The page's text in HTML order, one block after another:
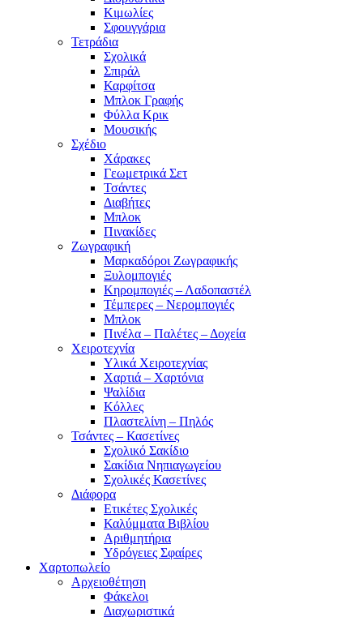
Κιμωλίες
Σφουγγάρια
Τετράδια
Σχολικά
Σπιράλ
Καρφίτσα
Μπλοκ Γραφής
Φύλλα Κρικ
Μουσικής
Σχέδιο
Χάρακες
Γεωμετρικά Σετ
Τσάντες
Διαβήτες
Μπλοκ
Πινακίδες
Ζωγραφική
Μαρκαδόροι Ζωγραφικής
Ξυλομπογιές
Κηρομπογιές – Λαδοπαστέλ
Τέμπερες – Νερομπογιές
Μπλοκ
Πινέλα – Παλέτες – Δοχεία
Χειροτεχνία
Υλικά Χειροτεχνίας
Χαρτιά – Χαρτόνια
Ψαλίδια
Κόλλες
Πλαστελίνη – Πηλός
Τσάντες – Κασετίνες
Σχολικό Σακίδιο
Σακίδια Νηπιαγωγείου
Σχολικές Κασετίνες
Διάφορα
Ετικέτες Σχολικές
Καλύμματα Βιβλίου
Αριθμητήρια
Υδρόγειες Σφαίρες
Χαρτοπωλείο
Αρχειοθέτηση
Φάκελοι
Διαχωριστικά